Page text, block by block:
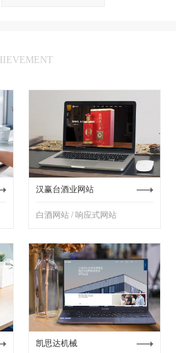
汉赢台酒业网站
白酒网站 / 响应式网站
凯思达机械